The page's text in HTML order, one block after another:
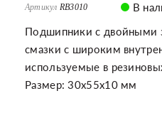
Артикул RB3010
В
Подшипники с двойными
смазки с широким
используемые в
Размер: 30x55x10 мм